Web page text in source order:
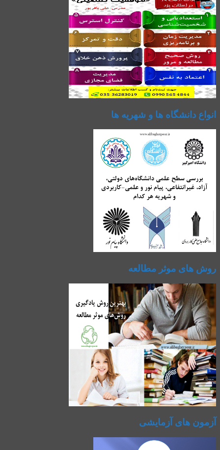
انواع دانشگاه ها و شهریه ها
روش های موثر مطالعه
آزمون های آزمایشی